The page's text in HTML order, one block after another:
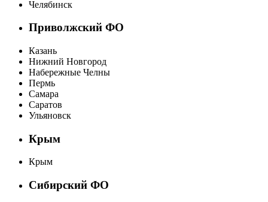
Челябинск
Приволжский ФО
Казань
Нижний Новгород
Набережные Челны
Пермь
Самара
Саратов
Ульяновск
Крым
Крым
Сибирский ФО